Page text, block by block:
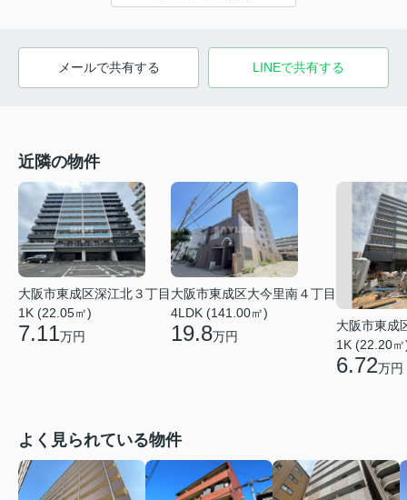
メールで共有する LINEで共有する
近隣の物件
大阪市東成区深江北３丁目
1K (22.05㎡)
7.11万円
大阪市東成区大今里南４丁目
4LDK (141.00㎡)
19.8万円
大阪市東成
1K (22.20
6.72万円
よく見られている物件